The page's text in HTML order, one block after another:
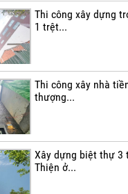
Thi công xây dựng
1 trệt...
Thi công xây nhà
thượng...
Xây dựng biệt thự 3
Thiện ở...